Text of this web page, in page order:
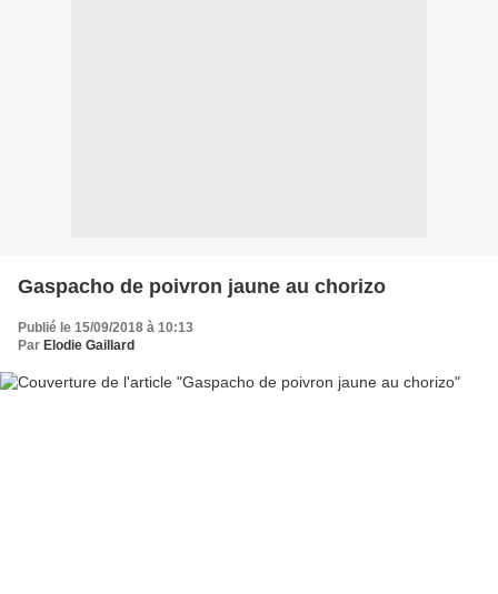
Gaspacho de poivron jaune au chorizo
Publié le 15/09/2018 à 10:13
Par Elodie Gaillard